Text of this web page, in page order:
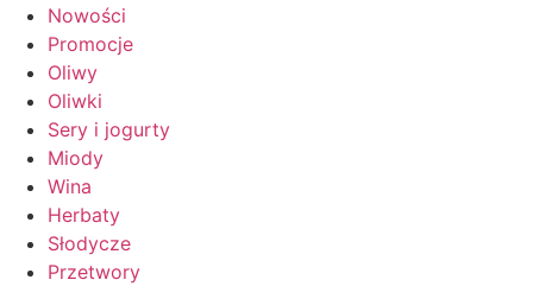
Nowości
Promocje
Oliwy
Oliwki
Sery i jogurty
Miody
Wina
Herbaty
Słodycze
Przetwory